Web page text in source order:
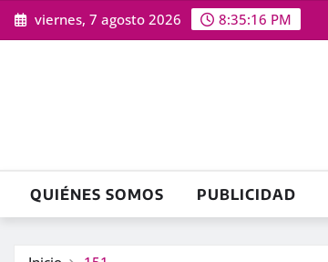
Saltar
al
viernes, 7 agosto 2026 8:35:17 PM
QUIÉNES SOMOS PUBLICIDAD